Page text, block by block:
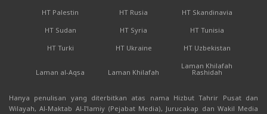
HT Palestin
HT Rusia
HT Skandinavia
HT Sudan
HT Syria
HT Tunisia
HT Turki
HT Ukraine HT Uzbekistan
Laman al-Aqsa Laman Khilafah
Laman Khilafah
Rashidah
Hanya penulisan yang diterbitkan atas nama Hizbut Tahrir Pusat dan
Wilayah, Al-Maktab Al-I'lamiy (Pejabat Media), Jurucakap dan Wakil Media